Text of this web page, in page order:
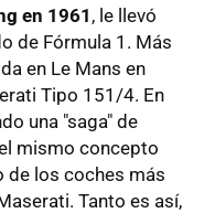
en 1961 , le llevó
de Fórmula 1. Más
en Le Mans en
Tipo 151/4. En
una "saga" de
mismo concepto
de los coches más
Tanto es así,